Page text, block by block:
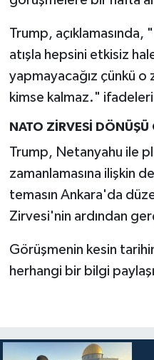
Trump,
atışla hepsini etkisiz
yapmayacağız çünkü
kimse kalmaz."
NATO ZİRVESİ DÖNÜŞÜ
Trump, Netanyahu ile
zamanlamasına ilişkin
temasın Ankara'da
Zirvesi'nin ardından
Görüşmenin kesin
herhangi bir bilgi